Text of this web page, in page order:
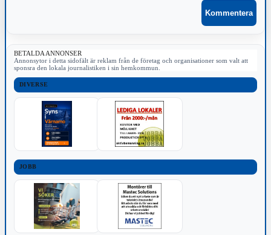
BETALDA ANNONSER
Annonsytor i detta sidofält är reklam från de företag och organisationer som valt att
sponsra den lokala journalistiken i sin hemkommun.
DIVERSE
JOBB